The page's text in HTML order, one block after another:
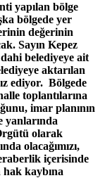
yapılan bölge
bölgede yer
değerinin
Sayın Kepez
belediyeye ait
aktarılan
ediyor. Bölgede
toplantılarına
imar planının
yanlarında
olarak
olacağımızı,
içerisinde
hak kaybına